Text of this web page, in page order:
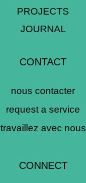
PROJECTS
JOURNAL
CONTACT
nous contacter
request a service
travaillez avec nous
CONNECT